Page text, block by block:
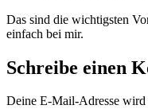
Das sind die wichtigsten
einfach bei mir.
Schreibe einen
Deine E-Mail-Adresse